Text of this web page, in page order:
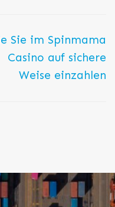
Sie im Spinmama
Casino auf sichere
Weise einzahlen